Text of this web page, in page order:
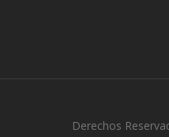
Derechos